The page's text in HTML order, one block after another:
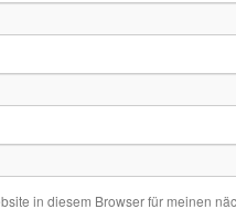
in diesem Browser für meinen